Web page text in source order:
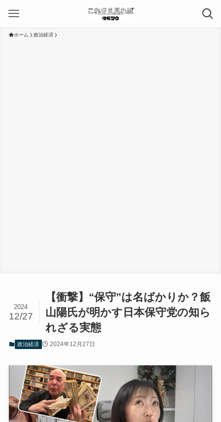
ホーム 政治経済
【衝撃】“保守”は名ばかりか？飯
山陽氏が明かす日本保守党の知ら
れざる実態
2024
12/27
政治経済 2024年12月27日